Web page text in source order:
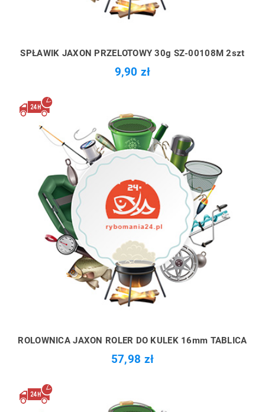
SPŁAWIK JAXON PRZELOTOWY 30g SZ-00108M 2szt
9,90 zł
ROLOWNICA JAXON ROLER DO KULEK 16mm TABLICA
57,98 zł